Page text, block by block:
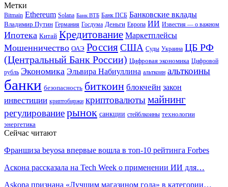
Метки
Bitmain Ethereum Solana Банк ВТБ Банк ПСБ Банковские вклады
Владимир Путин Германия Госдума Деньги Европа ИИ Известия — о важном
Ипотека Китай Кредитование Маркетплейсы
Мошенничество ОАЭ РоссияСША Суды Украина ЦБ РФ
(Центральный Банк России) Цифровая экономика Цифровой
рубль Экономика Эльвира Набиуллина альткоин альткоины
банки безопасность биткоин блокчейн закон
инвестиции криптобиржи криптовалютымайнинг
регулированиерынок санкции стейблкоины технологии
энергетика
Сейчас читают
Франшиза beyosa впервые вошла в топ-10 рейтинга Forbes
Аскона рассказала на Tech Week о применении ИИ для…
Askona признана «Лучшим магазином года» в категории…